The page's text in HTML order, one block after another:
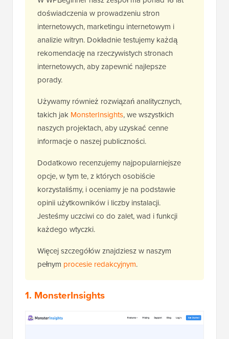
doświadczenia w prowadzeniu stron
internetowych, marketingu internetowym i
analizie witryn. Dokładnie testujemy każdą
rekomendację na rzeczywistych stronach
internetowych, aby zapewnić najlepsze
porady.
Używamy również rozwiązań analitycznych,
takich jak MonsterInsights, we wszystkich
naszych projektach, aby uzyskać cenne
informacje o naszej publiczności.
Dodatkowo recenzujemy najpopularniejsze
opcje, w tym te, z których osobiście
korzystaliśmy, i oceniamy je na podstawie
opinii użytkowników i liczby instalacji.
Jesteśmy uczciwi co do zalet, wad i funkcji
każdego wtyczki.
Więcej szczegółów znajdziesz w naszym
pełnym procesie redakcyjnym.
1. MonsterInsights